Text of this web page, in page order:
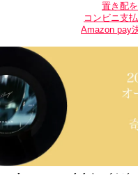
置き配
コンビニ支
Amazon pay